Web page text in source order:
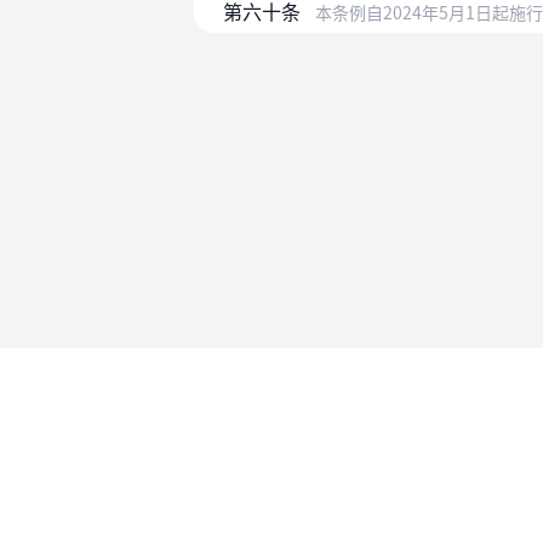
第六十条 本条例自2024年5月1日起施行